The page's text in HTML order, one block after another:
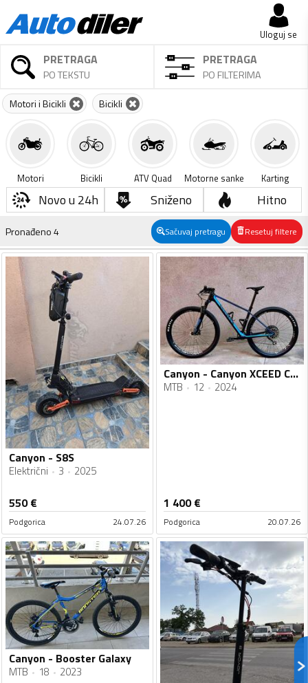
Uloguj se
PRETRAGA
PO TEKSTU
PRETRAGA
PO FILTERIMA
Motori i Bicikli Bicikli
Motori Bicikli ATV Quad Motorne sanke Karting
Novo u 24h Sniženo Hitno
Pronađeno4 Sačuvaj pretragu Resetuj filtere
Canyon - S8S
Električni 3 2025
550€
Podgorica 24.07.26
Canyon - Canyon XCEED CF SL
MTB 12 2024
1 400€
Podgorica 20.07.26
Canyon - Booster Galaxy
MTB 18 2023